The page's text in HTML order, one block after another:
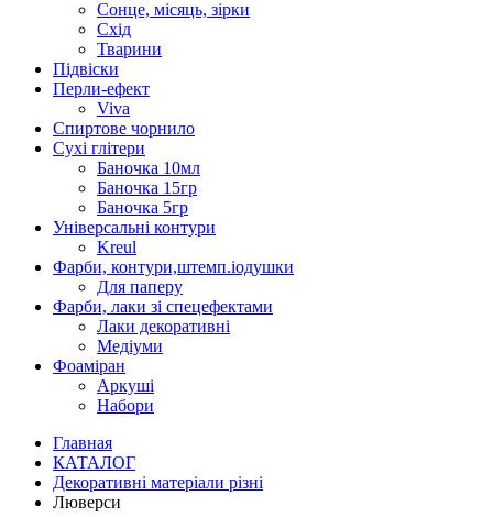
Сонце, місяць, зірки
Схід
Тварини
Підвіски
Перли-ефект
Viva
Спиртове чорнило
Сухі глітери
Баночка 10мл
Баночка 15гр
Баночка 5гр
Універсальні контури
Kreul
Фарби, контури,штемп.іодушки
Для паперу
Фарби, лаки зі спецефектами
Лаки декоративні
Медіуми
Фоаміран
Аркуші
Набори
Главная
КАТАЛОГ
Декоративні матеріали різні
Люверси